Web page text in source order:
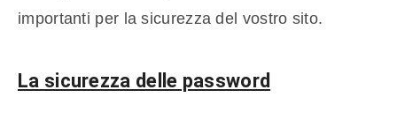
importanti per la sicurezza del vostro sito.
La sicurezza delle password